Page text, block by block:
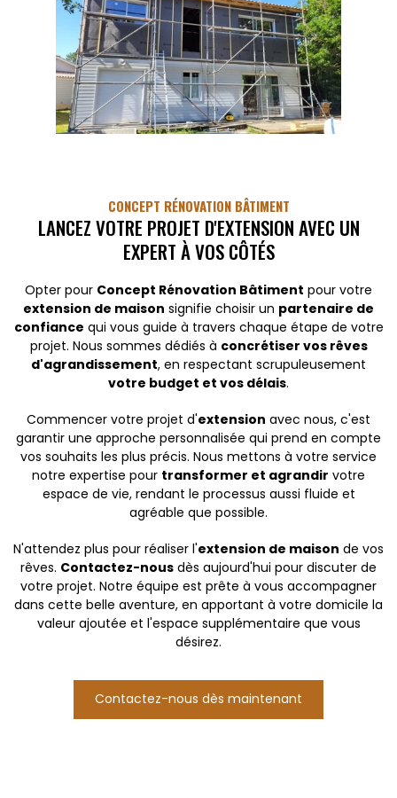
CONCEPT RÉNOVATION BÂTIMENT
LANCEZ VOTRE PROJET D'EXTENSION AVEC UN
EXPERT À VOS CÔTÉS
Opter pour Concept Rénovation Bâtiment pour votre
extension de maison signifie choisir un partenaire de
confiance qui vous guide à travers chaque étape de votre
projet. Nous sommes dédiés à concrétiser vos rêves
d'agrandissement, en respectant scrupuleusement
votre budget et vos délais.
Commencer votre projet d'extension avec nous, c'est
garantir une approche personnalisée qui prend en compte
vos souhaits les plus précis. Nous mettons à votre service
notre expertise pour transformer et agrandir votre
espace de vie, rendant le processus aussi fluide et
agréable que possible.
N'attendez plus pour réaliser l'extension de maison de vos
rêves. Contactez-nous dès aujourd'hui pour discuter de
votre projet. Notre équipe est prête à vous accompagner
dans cette belle aventure, en apportant à votre domicile la
valeur ajoutée et l'espace supplémentaire que vous
désirez.
Contactez-nous dès maintenant